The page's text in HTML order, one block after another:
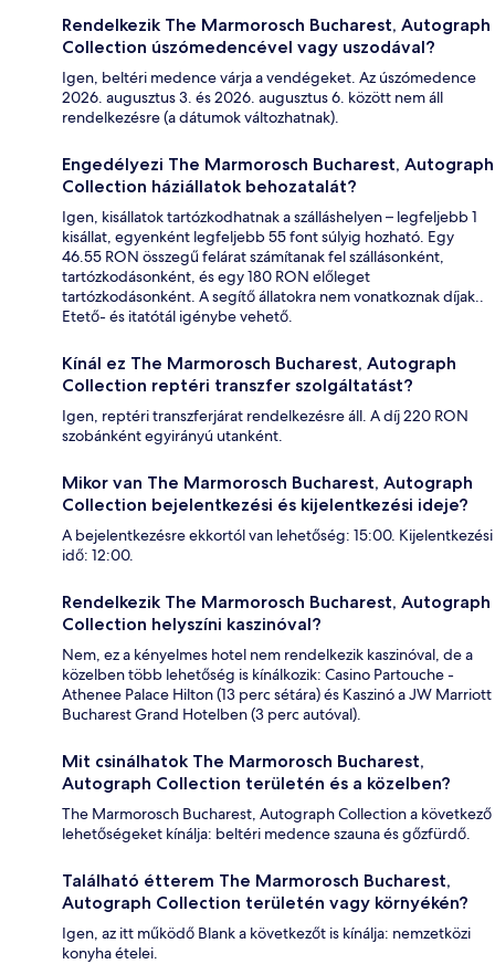
Rendelkezik The Marmorosch Bucharest, Autograph
Collection úszómedencével vagy uszodával?
Igen, beltéri medence várja a vendégeket. Az úszómedence
2026. augusztus 3. és 2026. augusztus 6. között nem áll
rendelkezésre (a dátumok változhatnak).
Engedélyezi The Marmorosch Bucharest, Autograph
Collection háziállatok behozatalát?
Igen, kisállatok tartózkodhatnak a szálláshelyen – legfeljebb 1
kisállat, egyenként legfeljebb 55 font súlyig hozható. Egy
46.55 RON összegű felárat számítanak fel szállásonként,
tartózkodásonként, és egy 180 RON előleget
tartózkodásonként. A segítő állatokra nem vonatkoznak díjak..
Etető- és itatótál igénybe vehető.
Kínál ez The Marmorosch Bucharest, Autograph
Collection reptéri transzfer szolgáltatást?
Igen, reptéri transzferjárat rendelkezésre áll. A díj 220 RON
szobánként egyirányú utanként.
Mikor van The Marmorosch Bucharest, Autograph
Collection bejelentkezési és kijelentkezési ideje?
A bejelentkezésre ekkortól van lehetőség: 15:00. Kijelentkezési
idő: 12:00.
Rendelkezik The Marmorosch Bucharest, Autograph
Collection helyszíni kaszinóval?
Nem, ez a kényelmes hotel nem rendelkezik kaszinóval, de a
közelben több lehetőség is kínálkozik: Casino Partouche -
Athenee Palace Hilton (13 perc sétára) és Kaszinó a JW Marriott
Bucharest Grand Hotelben (3 perc autóval).
Mit csinálhatok The Marmorosch Bucharest,
Autograph Collection területén és a közelben?
The Marmorosch Bucharest, Autograph Collection a következő
lehetőségeket kínálja: beltéri medence szauna és gőzfürdő.
Található étterem The Marmorosch Bucharest,
Autograph Collection területén vagy környékén?
Igen, az itt működő Blank a következőt is kínálja: nemzetközi
konyha ételei.